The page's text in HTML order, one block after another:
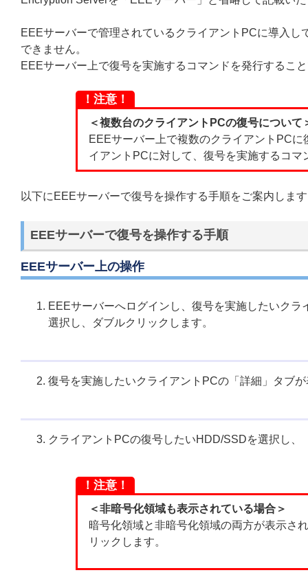
EEEサーバーで管理されているクライアントPCに導入
できません。
EEEサーバー上で復号を実施するコマンドを発行するこ
！注意！
＜複数台のクライアントPCの復号について
EEEサーバー上で複数のクライアントPC
イアントPCに対して、復号を実施するコ
以下にEEEサーバーで復号を操作する手順をご案内しま
EEEサーバーで復号を操作する手順
EEEサーバー上の操作
EEEサーバーへログインし、復号を実施したいク
選択し、ダブルクリックします。
復号を実施したいクライアントPCの「詳細」タブ
クライアントPCの復号したいHDD/SSDを選択し、
！注意！
＜非暗号化領域も表示されている場合＞
暗号化領域と非暗号化領域の両方が表示さ
リックします。